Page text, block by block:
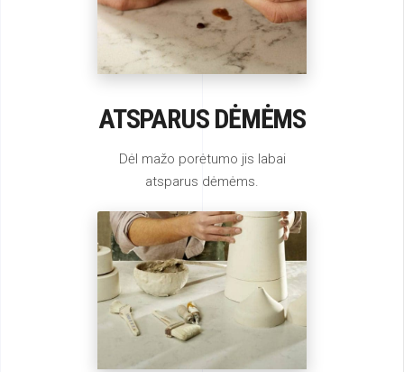
ATSPARUS DĖMĖMS
Dėl mažo porėtumo jis labai
atsparus dėmėms.